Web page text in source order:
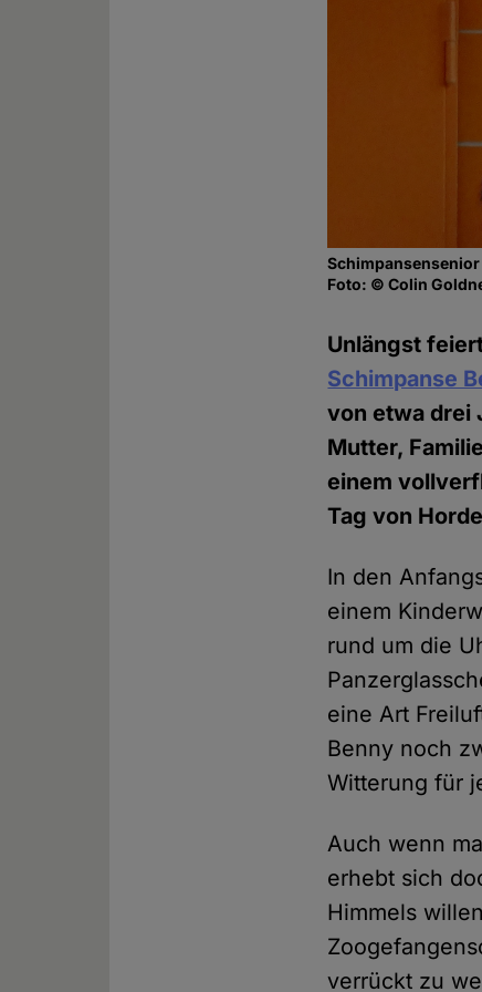
Foto: © Colin
Unlängst
Schimpanse
von etwa drei
Mutter,
einem
Tag von
In den
einem
rund um die
eine Art
Benny noch
Witterung für
Auch wenn
erhebt sich
Himmels
verrückt zu